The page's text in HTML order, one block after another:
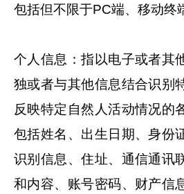
包括但不限于PC端、移动终
个人信息：指以电子或者其
独或者与其他信息结合识别
反映特定自然人活动情况的
包括姓名、出生日期、身份
识别信息、住址、通信通讯
和内容、账号密码、财产信